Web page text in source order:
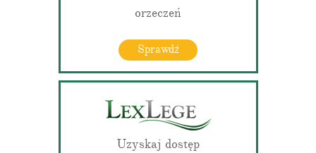
orzeczeń
Sprawdź
Uzyskaj dostęp